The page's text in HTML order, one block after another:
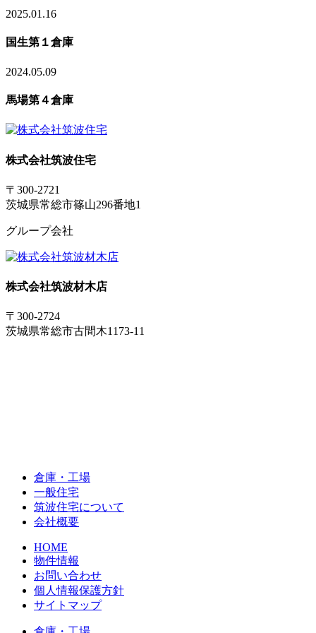
2025.01.16
国生第１倉庫
2024.05.09
馬場第４倉庫
株式会社筑波住宅
〒300-2721
茨城県常総市篠山296番地1
グループ会社
株式会社筑波材木店
〒300-2724
茨城県常総市古間木1173-11
倉庫・工場
一般住宅
筑波住宅について
会社概要
HOME
物件情報
お問い合わせ
個人情報保護方針
サイトマップ